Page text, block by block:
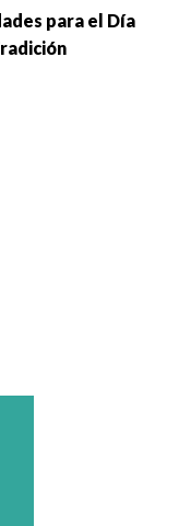
para el Día